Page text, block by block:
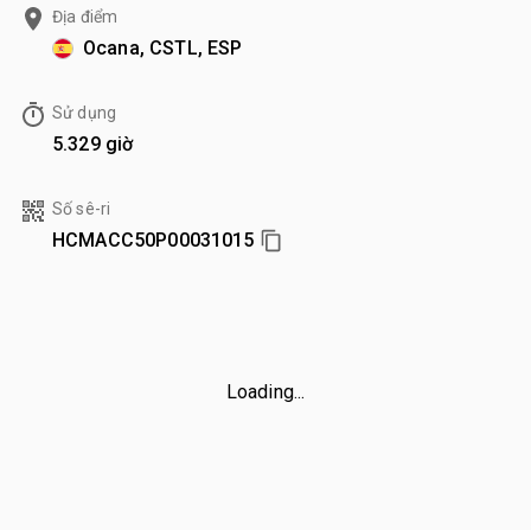
Địa điểm
Ocana, CSTL, ESP
Sử dụng
5.329 giờ
Số sê-ri
HCMACC50P00031015
Loading...